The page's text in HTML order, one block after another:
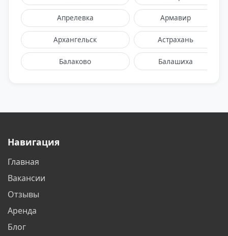
Апрелевка Армавир
Архангельск Астрахань
Балаково Балашиха
Бронницы
Навигация
Главная
Вакансии
Отзывы
Аренда
Блог